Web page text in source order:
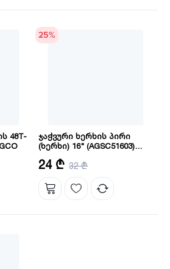
48T-
25%
ჯაჭვური ხერხის პირი
(ხერხი) 16" (AGSC51603)
ზომა: 16" მმ
24 ₾ 32 ₾